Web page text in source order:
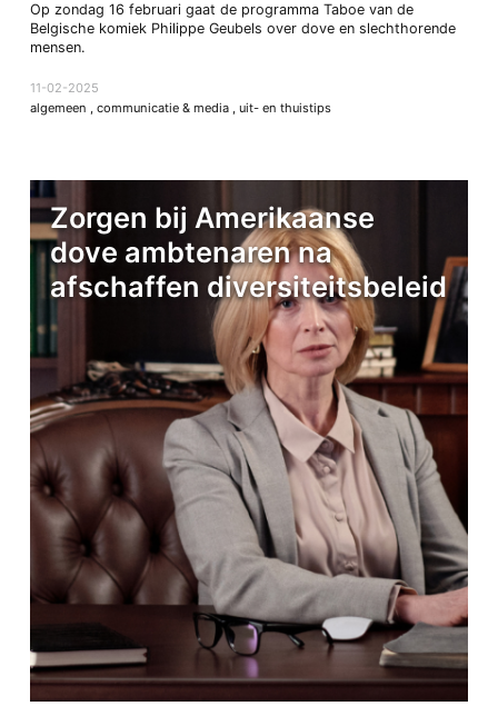
Op zondag 16 februari gaat de programma Taboe van de
Belgische komiek Philippe Geubels over dove en slechthorende
mensen.
11-02-2025
algemeen , communicatie & media , uit- en thuistips
Zorgen bij Amerikaanse
dove ambtenaren na
afschaffen diversiteitsbeleid